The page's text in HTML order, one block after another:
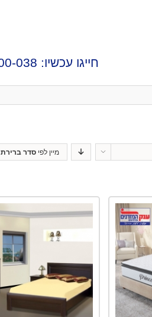
חייגו עכשיו: 1700-500-038
מיין לפי סדר ברירת